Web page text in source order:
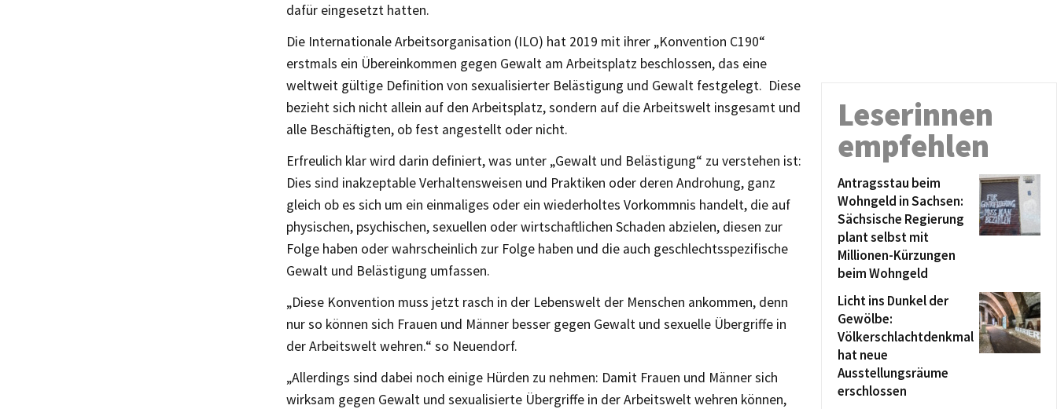
dafür eingesetzt hatten.
Die Internationale Arbeitsorganisation (ILO) hat 2019 mit ihrer „Konvention C190“
erstmals ein Übereinkommen gegen Gewalt am Arbeitsplatz beschlossen, das eine
weltweit gültige Definition von sexualisierter Belästigung und Gewalt festgelegt. Diese
bezieht sich nicht allein auf den Arbeitsplatz, sondern auf die Arbeitswelt insgesamt und
alle Beschäftigten, ob fest angestellt oder nicht.
Erfreulich klar wird darin definiert, was unter „Gewalt und Belästigung“ zu verstehen ist:
Dies sind inakzeptable Verhaltensweisen und Praktiken oder deren Androhung, ganz
gleich ob es sich um ein einmaliges oder ein wiederholtes Vorkommnis handelt, die auf
physischen, psychischen, sexuellen oder wirtschaftlichen Schaden abzielen, diesen zur
Folge haben oder wahrscheinlich zur Folge haben und die auch geschlechtsspezifische
Gewalt und Belästigung umfassen.
„Diese Konvention muss jetzt rasch in der Lebenswelt der Menschen ankommen, denn
nur so können sich Frauen und Männer besser gegen Gewalt und sexuelle Übergriffe in
der Arbeitswelt wehren.“ so Neuendorf.
„Allerdings sind dabei noch einige Hürden zu nehmen: Damit Frauen und Männer sich
wirksam gegen Gewalt und sexualisierte Übergriffe in der Arbeitswelt wehren können,
Leserinnen
empfehlen
Antragsstau beim
Wohngeld in Sachsen:
Sächsische Regierung
plant selbst mit
Millionen-Kürzungen
beim Wohngeld
Licht ins Dunkel der
Gewölbe:
Völkerschlachtdenkmal
hat neue
Ausstellungsräume
erschlossen